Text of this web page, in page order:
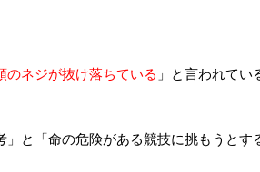
のネジが抜け落ちている 」と言われてい
と「命の危険がある競技に挑もうとす